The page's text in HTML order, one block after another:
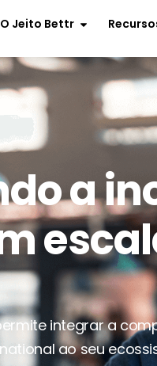
O Jeito Bettr
a
integrar a
ao seu